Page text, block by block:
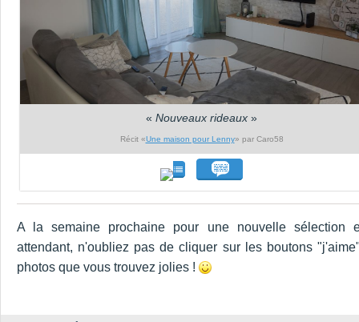
« Nouveaux rideaux »
Récit «Une maison pour Lenny» par Caro58
A la semaine prochaine pour une nouvelle sélection
attendant, n'oubliez pas de cliquer sur les boutons
photos que vous trouvez jolies !